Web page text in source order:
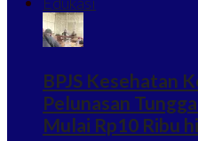
BPJS Kesehatan
Pelunasan
Mulai Rp10 Ribu